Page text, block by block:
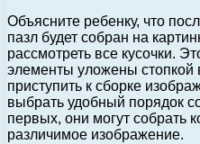
Объясните ребенку, что
пазл будет собран на
рассмотреть все кусочки.
элементы уложены стопкой
приступить к сборке
выбрать удобный порядок
первых, они могут собрать
различимое изображение.